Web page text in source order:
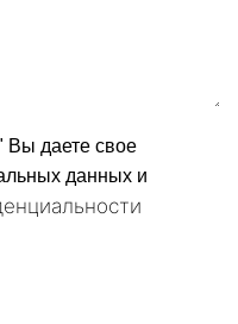
Вы даете свое
данных и